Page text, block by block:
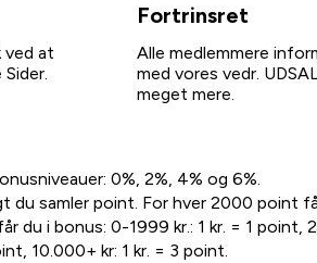
ved at
Fortrinsret
Alle medlemmere
med vores vedr.
meget mere.
0%, 2%, 4% og 6%.
du samler point. For hver 2000 point
du i bonus: 0-1999 kr.: 1 kr. = 1 point,
10.000+ kr: 1 kr. = 3 point.